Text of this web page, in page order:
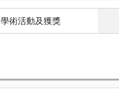
學術活動及獲獎